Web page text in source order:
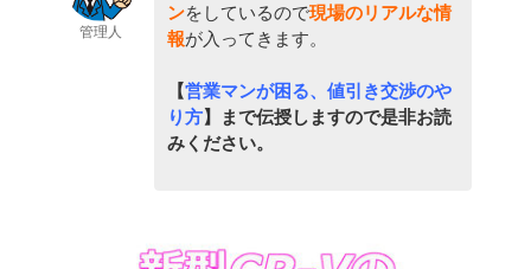
管理人
ンをしているので現場のリアルな情
報が入ってきます。
【営業マンが困る、値引き交渉のや
り方】まで伝授しますので是非お読
みください。